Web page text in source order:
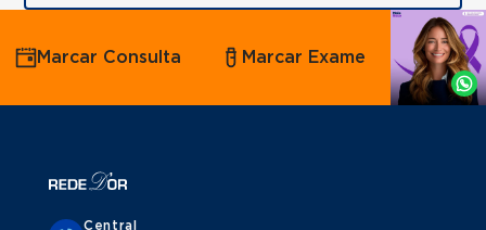
Agende
por
Whatsapp
Marcar Consulta Marcar Exame
Central